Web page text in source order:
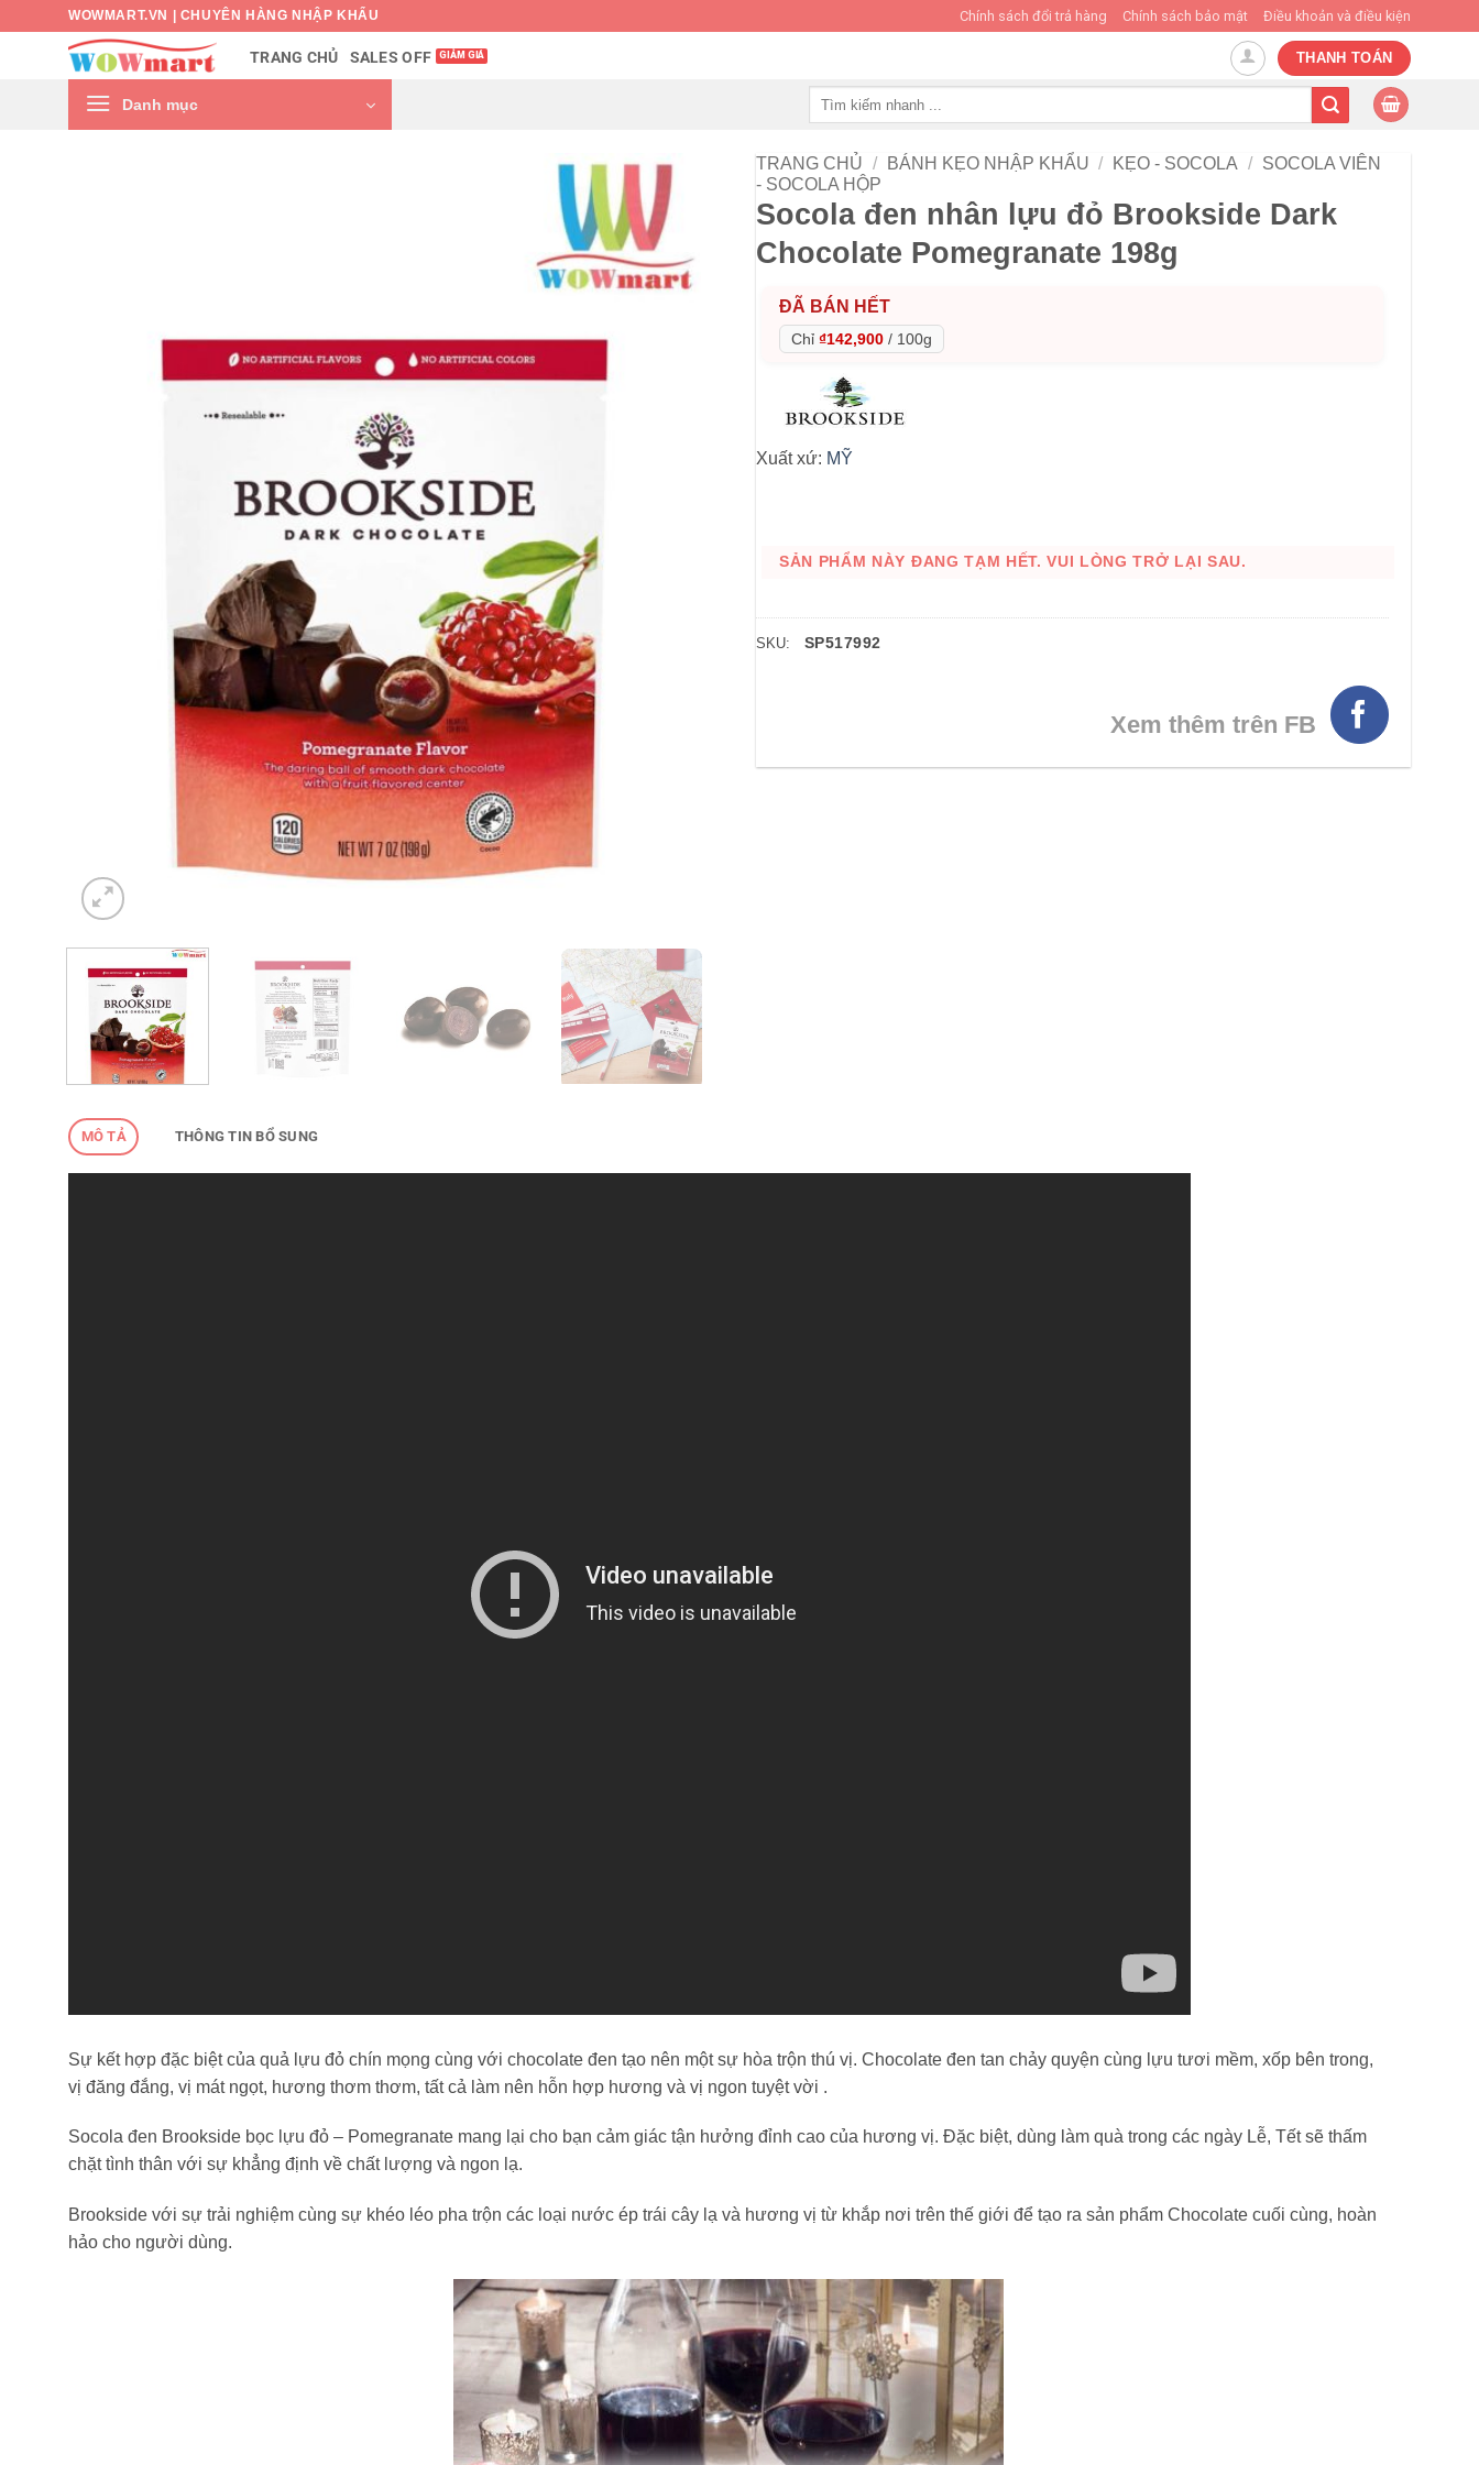
WOWMART.VN | CHUYÊN HÀNG NHẬP KHẨU Chính sách đổi trả hàng Chính sách bảo mật Điều khoản và điều kiện
TRANG CHỦ SALES OFF THANH TOÁN
Danh mục
TRANG CHỦ / BÁNH KẸO NHẬP KHẨU / KẸO - SOCOLA / SOCOLA VIÊN
- SOCOLA HỘP
Socola đen nhân lựu đỏ Brookside Dark
Chocolate Pomegranate 198g
ĐÃ BÁN HẾT
Chỉ ₫142,900 / 100g
Xuất xứ: MỸ
SẢN PHẨM NÀY ĐANG TẠM HẾT. VUI LÒNG TRỞ LẠI SAU.
SKU: SP517992
Xem thêm trên FB
MÔ TẢ THÔNG TIN BỔ SUNG
Sự kết hợp đặc biệt của quả lựu đỏ chín mọng cùng với chocolate đen tạo nên một sự hòa trộn thú vị. Chocolate đen tan chảy quyện cùng lựu tươi mềm, xốp bên trong,
vị đăng đắng, vị mát ngọt, hương thơm thơm, tất cả làm nên hỗn hợp hương và vị ngon tuyệt vời .
Socola đen Brookside bọc lựu đỏ – Pomegranate mang lại cho bạn cảm giác tận hưởng đỉnh cao của hương vị. Đặc biệt, dùng làm quà trong các ngày Lễ, Tết sẽ thấm
chặt tình thân với sự khẳng định về chất lượng và ngon lạ.
Brookside với sự trải nghiệm cùng sự khéo léo pha trộn các loại nước ép trái cây lạ và hương vị từ khắp nơi trên thế giới để tạo ra sản phẩm Chocolate cuối cùng, hoàn
hảo cho người dùng.